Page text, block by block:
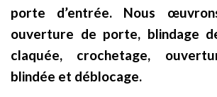
porte d’entrée. Nous
ouverture de porte, blindage
claquée, crochetage,
blindée et déblocage.